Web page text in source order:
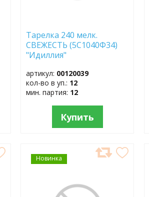
Тарелка 240 мелк.
СВЕЖЕСТЬ (5С1040Ф34)
"Идиллия"
артикул: 00120039
кол-во в уп.: 12
мин. партия: 12
Купить
Новинка
ДОБАВИТЬ
В